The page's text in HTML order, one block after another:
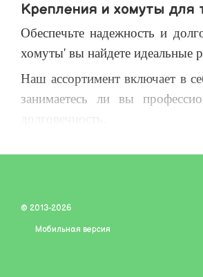
Крепления и хомуты для
Обеспечьте надежность и
хомуты' вы найдете идеальные
Наш ассортимент включает в
занимаетесь ли вы
Не откладывайте заботу о
строительства!
© 2013-2026
Мобильная версия